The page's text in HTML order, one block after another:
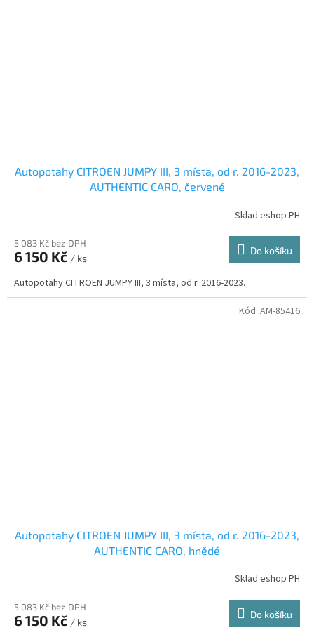
Autopotahy CITROEN JUMPY III, 3 místa, od r. 2016-2023,
AUTHENTIC CARO, červené
Sklad eshop PH
5 083 Kč bez DPH
6 150 Kč / ks
Do košíku
Autopotahy CITROEN JUMPY III, 3 místa, od r. 2016-2023.
Autopotahy CITROEN JUMPY III, 3 místa, od r. 2016-2023,
AUTHENTIC CARO, hnědé
Sklad eshop PH
5 083 Kč bez DPH
6 150 Kč / ks
Do košíku
Kód: AM-85416